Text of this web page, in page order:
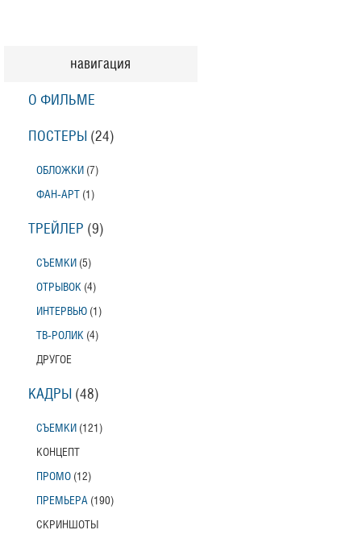
Трейлер (на русском языке)
Трейлер
Toni Erdmann
Вурдалаки
Трейлер
Защитники
Трейлер
Лунный свет
Трейлер (на русском языке)
Длинная ночь, короткое утро
Трейлер
навигация
О ФИЛЬМЕ
ПОСТЕРЫ (24)
ОБЛОЖКИ (7)
ФАН-АРТ (1)
ТРЕЙЛЕР (9)
СЪЕМКИ (5)
ОТРЫВОК (4)
ИНТЕРВЬЮ (1)
ТВ-РОЛИК (4)
ДРУГОЕ
КАДРЫ (48)
СЪЕМКИ (121)
КОНЦЕПТ
ПРОМО (12)
ПРЕМЬЕРА (190)
СКРИНШОТЫ